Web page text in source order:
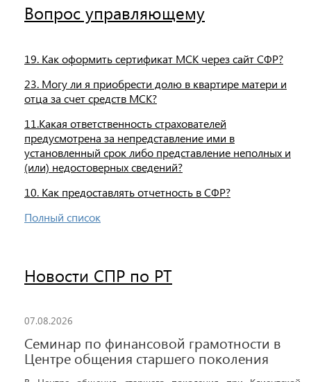
Вопрос управляющему
19. Как оформить сертификат МСК через сайт СФР?
23. Могу ли я приобрести долю в квартире матери и
отца за счет средств МСК?
11.Какая ответственность страхователей
предусмотрена за непредставление ими в
установленный срок либо представление неполных и
(или) недостоверных сведений?
10. Как предоставлять отчетность в СФР?
Полный список
Новости СПР по РТ
07.08.2026
Семинар по финансовой грамотности в
Центре общения старшего поколения